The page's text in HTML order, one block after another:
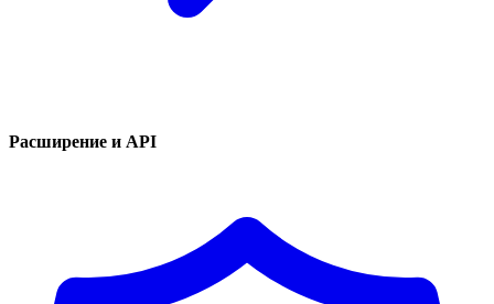
Расширение и API